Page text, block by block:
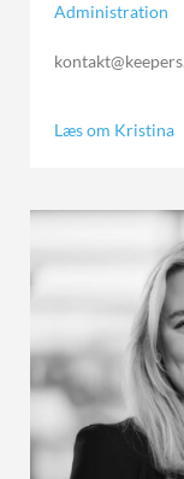
Administration
Læs om Kristina